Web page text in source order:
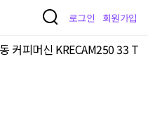
로그인 회원가입